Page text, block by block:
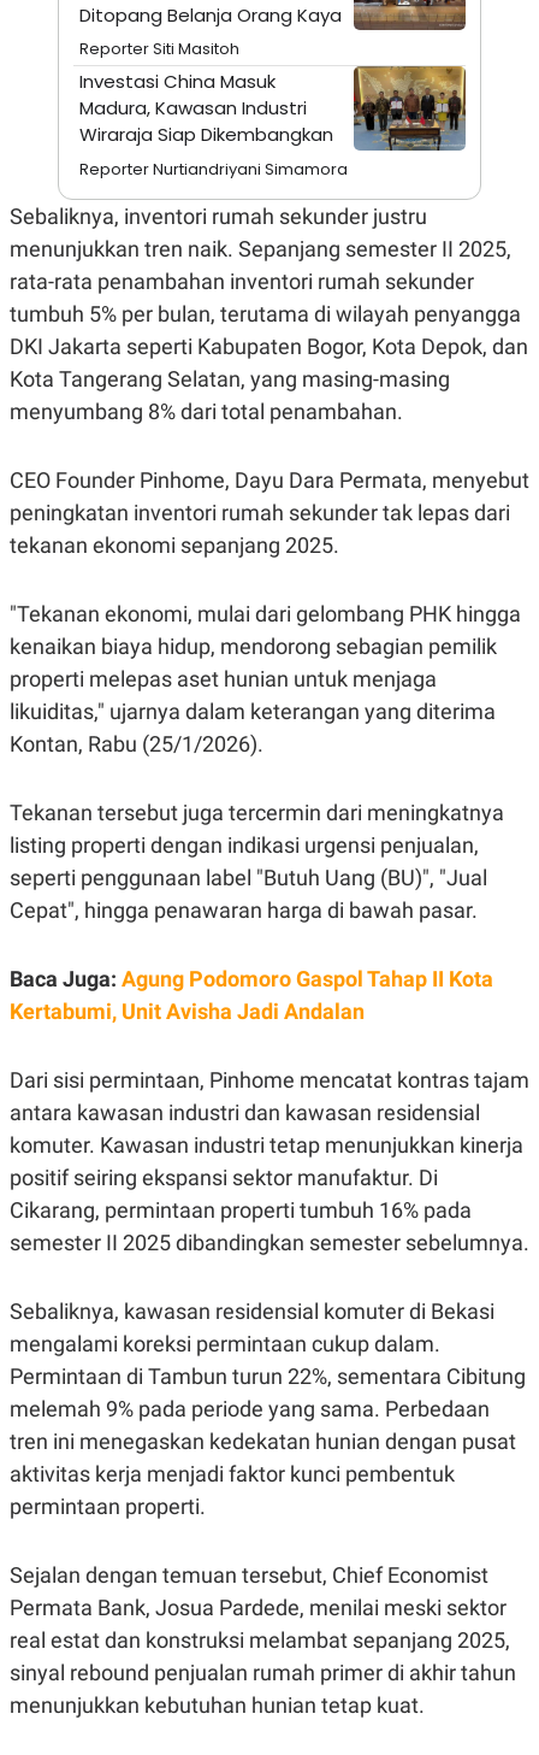
A
E
S
T
A
I
P
U
S
D
A
T
A
I
M
A
K
O
T
T
V
L
I
S
JARINGAN
N
T
A
C
D
E
Y
E
S
L
E
A
S
.
I
D
L
G
A
A
N
E
T
A
K
K
E
J
E
M
T
N
A
P
E
V
E
R
I
S
I
N
Ditopang Belanja Orang Kaya
Reporter Siti Masitoh
Investasi China Masuk
Madura, Kawasan Industri
Wiraraja Siap Dikembangkan
Reporter Nurtiandriyani Simamora
Sebaliknya, inventori rumah sekunder justru
menunjukkan tren naik. Sepanjang semester II 2025,
rata-rata penambahan inventori rumah sekunder
tumbuh 5% per bulan, terutama di wilayah penyangga
DKI Jakarta seperti Kabupaten Bogor, Kota Depok, dan
Kota Tangerang Selatan, yang masing-masing
menyumbang 8% dari total penambahan.
CEO Founder Pinhome, Dayu Dara Permata, menyebut
peningkatan inventori rumah sekunder tak lepas dari
tekanan ekonomi sepanjang 2025.
"Tekanan ekonomi, mulai dari gelombang PHK hingga
kenaikan biaya hidup, mendorong sebagian pemilik
properti melepas aset hunian untuk menjaga
likuiditas," ujarnya dalam keterangan yang diterima
Kontan, Rabu (25/1/2026).
Tekanan tersebut juga tercermin dari meningkatnya
listing properti dengan indikasi urgensi penjualan,
seperti penggunaan label "Butuh Uang (BU)", "Jual
Cepat", hingga penawaran harga di bawah pasar.
Baca Juga: Agung Podomoro Gaspol Tahap II Kota
Kertabumi, Unit Avisha Jadi Andalan
Dari sisi permintaan, Pinhome mencatat kontras tajam
antara kawasan industri dan kawasan residensial
komuter. Kawasan industri tetap menunjukkan kinerja
positif seiring ekspansi sektor manufaktur. Di
Cikarang, permintaan properti tumbuh 16% pada
semester II 2025 dibandingkan semester sebelumnya.
Sebaliknya, kawasan residensial komuter di Bekasi
mengalami koreksi permintaan cukup dalam.
Permintaan di Tambun turun 22%, sementara Cibitung
melemah 9% pada periode yang sama. Perbedaan
tren ini menegaskan kedekatan hunian dengan pusat
aktivitas kerja menjadi faktor kunci pembentuk
permintaan properti.
Sejalan dengan temuan tersebut, Chief Economist
Permata Bank, Josua Pardede, menilai meski sektor
real estat dan konstruksi melambat sepanjang 2025,
sinyal rebound penjualan rumah primer di akhir tahun
menunjukkan kebutuhan hunian tetap kuat.